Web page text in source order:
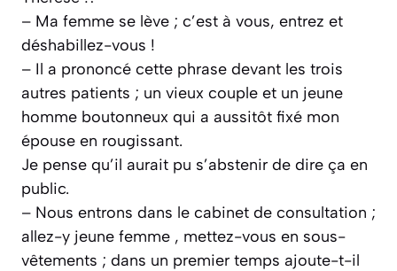
– Ma femme se lève ; c’est à vous, entrez et
déshabillez-vous !
– Il a prononcé cette phrase devant les trois
autres patients ; un vieux couple et un jeune
homme boutonneux qui a aussitôt fixé mon
épouse en rougissant.
Je pense qu’il aurait pu s’abstenir de dire ça en
public.
– Nous entrons dans le cabinet de consultation ;
allez-y jeune femme , mettez-vous en sous-
vêtements ; dans un premier temps ajoute-t-il